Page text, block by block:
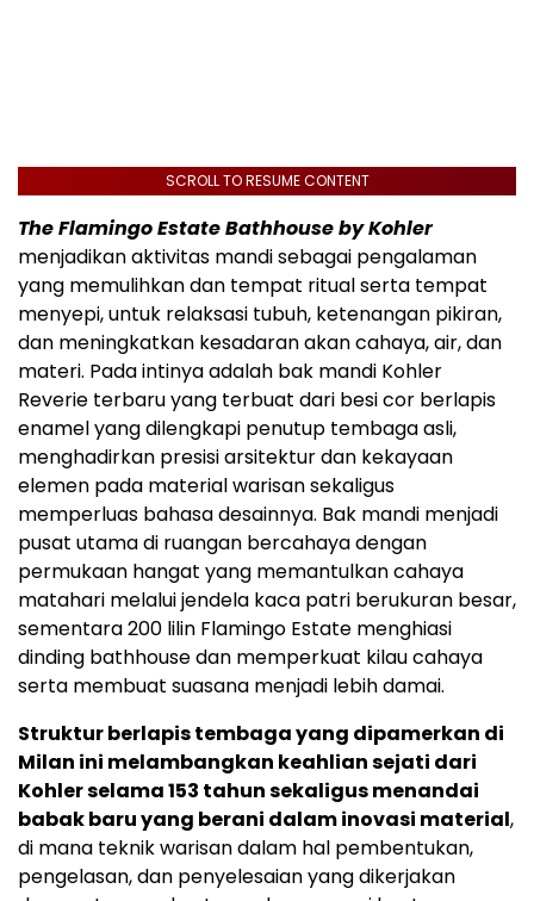
SCROLL TO RESUME CONTENT
The Flamingo Estate Bathhouse by Kohler
menjadikan aktivitas mandi sebagai pengalaman
yang memulihkan dan tempat ritual serta tempat
menyepi, untuk relaksasi tubuh, ketenangan pikiran,
dan meningkatkan kesadaran akan cahaya, air, dan
materi. Pada intinya adalah bak mandi Kohler
Reverie terbaru yang terbuat dari besi cor berlapis
enamel yang dilengkapi penutup tembaga asli,
menghadirkan presisi arsitektur dan kekayaan
elemen pada material warisan sekaligus
memperluas bahasa desainnya. Bak mandi menjadi
pusat utama di ruangan bercahaya dengan
permukaan hangat yang memantulkan cahaya
matahari melalui jendela kaca patri berukuran besar,
sementara 200 lilin Flamingo Estate menghiasi
dinding bathhouse dan memperkuat kilau cahaya
serta membuat suasana menjadi lebih damai.
Struktur berlapis tembaga yang dipamerkan di
Milan ini melambangkan keahlian sejati dari
Kohler selama 153 tahun sekaligus menandai
babak baru yang berani dalam inovasi material,
di mana teknik warisan dalam hal pembentukan,
pengelasan, dan penyelesaian yang dikerjakan